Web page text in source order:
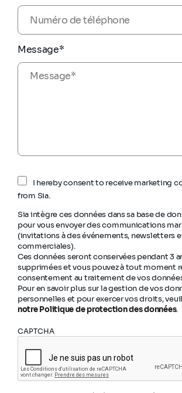
Message*
I hereby consent to receive marketing
from Sia.
Sia intègre ces données dans sa base de
pour vous envoyer des communications
(invitations à des événements, newsletters
commerciales).
Ces données seront conservées pendant 3
supprimées et vous pouvez à tout moment
consentement au traitement de vos
Pour en savoir plus sur la gestion de vos
personnelles et pour exercer vos droits,
notre Politique de protection des données.
CAPTCHA